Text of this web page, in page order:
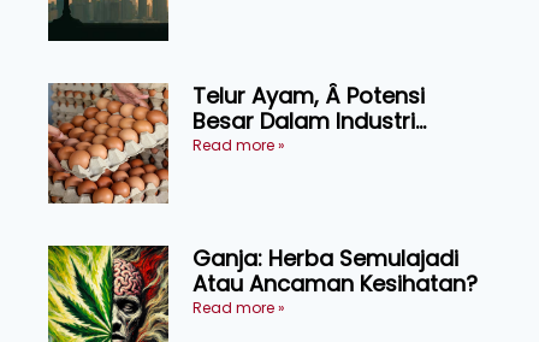
Telur Ayam, Â Potensi
Besar Dalam Industri
Makanan, Kosmetik dan
Read more »
Ganja: Herba Semulajadi
Atau Ancaman Kesihatan?
Read more »